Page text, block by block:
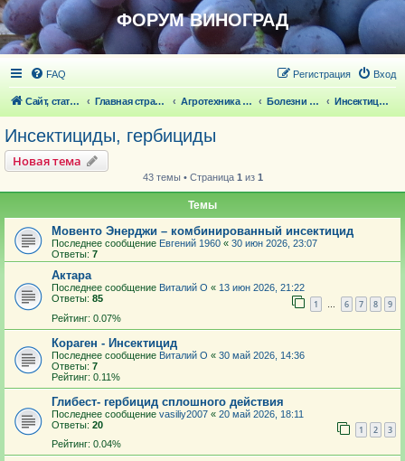
ФОРУМ ВИНОГРАД
FAQ Вход
Регистрация
Сайт, статьи Главная страница Агротехника выращивания винограда Болезни и вредители винограда Инсектициды, гербициды
Инсектициды, гербициды
Новая тема
43 темы • Страница 1 из 1
Темы
Мовенто Энерджи – комбинированный инсектицид
Последнее сообщение Евгений 1960 « 30 июн 2026, 23:07
Ответы: 7
Актара
Последнее сообщение Виталий О « 13 июн 2026, 21:22
Ответы: 85 1 … 6 7 8 9
Рейтинг: 0.07%
Кораген - Инсектицид
Последнее сообщение Виталий О « 30 май 2026, 14:36
Ответы: 7
Рейтинг: 0.11%
Глибест- гербицид сплошного действия
Последнее сообщение vasiliy2007 « 20 май 2026, 18:11
Ответы: 20 1 2 3
Рейтинг: 0.04%